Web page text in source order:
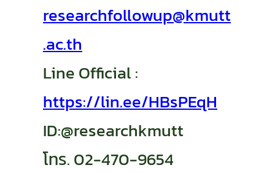
researchfollowup@kmutt
.ac.th
Line Official :
https://lin.ee/HBsPEqH
ID:@researchkmutt
โทร. 02-470-9654